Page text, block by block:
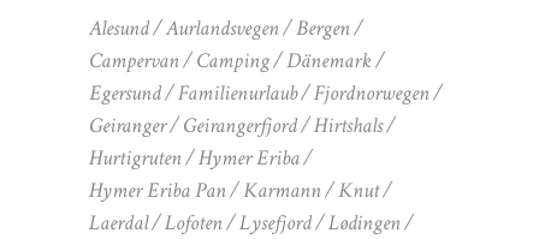
Alesund Aurlandsvegen
Bergen
Campervan
Camping
Dänemark
Egersund
Familienurlaub
Fjordnorwegen
Geiranger
Geirangerfjord
Hirtshals
Hurtigruten
Hymer Eriba
Hymer Eriba Pan
Karmann
Knut
Laerdal
Lofoten Lysefjord
Lødingen